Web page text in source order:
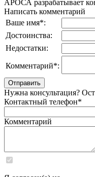
АРОСА разрабатывает
Написать комментарий
Ваше имя*:
Достоинства:
Недостатки:
Комментарий*:
Нужна консультация?
Контактный телефон*
Комментарий